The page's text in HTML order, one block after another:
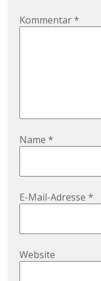
Kommentar*
Name*
E-Mail-Adresse*
Website